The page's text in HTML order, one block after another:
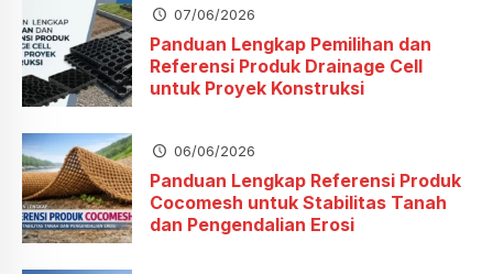
07/06/2026
Panduan Lengkap Pemilihan dan
Referensi Produk Drainage Cell
untuk Proyek Konstruksi
06/06/2026
Panduan Lengkap Referensi Produk
Cocomesh untuk Stabilitas Tanah
dan Pengendalian Erosi